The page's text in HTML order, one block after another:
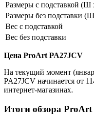
Размеры с подставкой
Размеры без подставки
Вес с подставкой
Вес без подставки
Цена ProArt PA27JCV
На текущий момент
PA27JCV начинается от
интернет-магазинах.
Итоги обзора